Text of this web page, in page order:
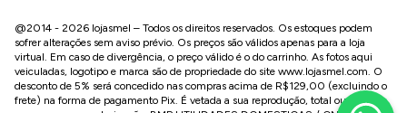
@2014 - 2026 lojasmel – Todos os direitos reservados. Os estoques podem
sofrer alterações sem aviso prévio. Os preços são válidos apenas para a loja
virtual. Em caso de divergência, o preço válido é o do carrinho. As fotos aqui
veiculadas, logotipo e marca são de propriedade do site www.lojasmel.com. O
desconto de 5% será concedido nas compras acima de R$129,00 (excluindo o
frete) na forma de pagamento Pix. É vetada a sua reprodução, total ou parcial,